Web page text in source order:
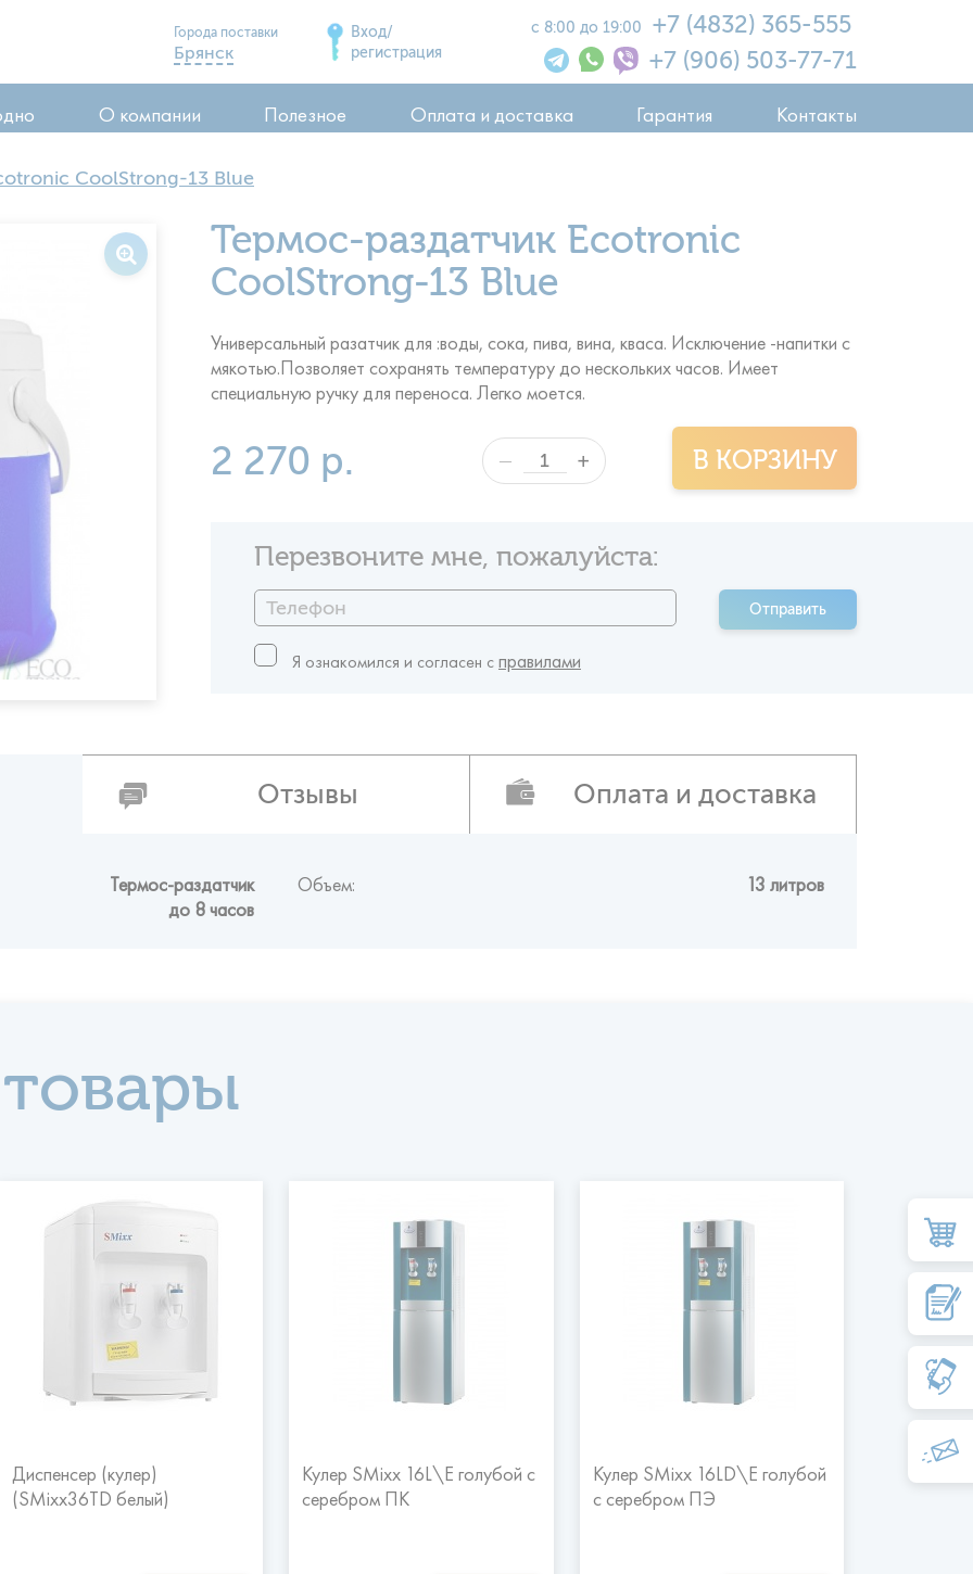
Города поставки
Брянск
Сельцо
Почеп
Клинцы
Вход/
регистрация
с 8:00 до 19:00
+7 (4832) 365-555
+7 (906) 503-77-71
О компании Полезное Оплата и доставка Гарантия Контакты
CoolStrong-13 Blue
Термос-раздатчик Ecotronic
CoolStrong-13 Blue
Универсальный разатчик для :воды, сока, пива, вина, кваса. Исключение -напитки с
мякотью.Позволяет сохранять температуру до нескольких часов. Имеет
специальную ручку для переноса. Легко моется.
2 270 р. В КОРЗИНУ
— +
Перезвоните мне, пожалуйста:
Отправить
Я ознакомился и согласен c
Отзывы Оплата и доставка
Термос-раздатчик
до 8 часов
Объем: 13 литров
Диспенсер (кулер)
(SMixx36TD белый)
Кулер SMixx 16L\E голубой с
серебром ПК
Кулер SMixx 16LD\E голубой
с серебром ПЭ
Кулер